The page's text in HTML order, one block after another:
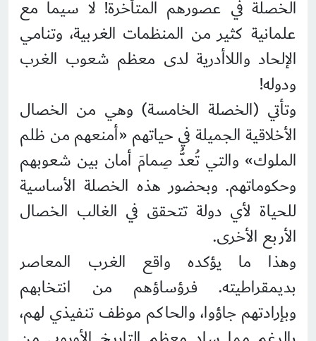
الخصلة في عصورهم المتأخرة! لا سيما مع
علمانية كثير من المنظمات الغربية، وتنامي
الإلحاد واللاأدرية لدى معظم شعوب الغرب
ودوله!
وتأتي (الخصلة الخامسة) وهي من الخصال
الأخلاقية الجميلة في حياتهم «أمنعهم من ظلم
الملوك» والتي تُعدُّ صِمامَ أمان بين شعوبهم
وحكوماتهم. وبحضور هذه الخصلة الأساسية
للحياة لأي دولة تتحقق في الغالب الخصال
الأربع الأخرى.
وهذا ما يؤكده واقع الغرب المعاصر
بديمقراطيته. فرؤساؤهم من انتخابهم
وبإرادتهم جاؤوا، والحاكم موظف تنفيذي لهم،